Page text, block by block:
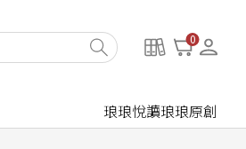
0
琅琅悅讀琅琅原創